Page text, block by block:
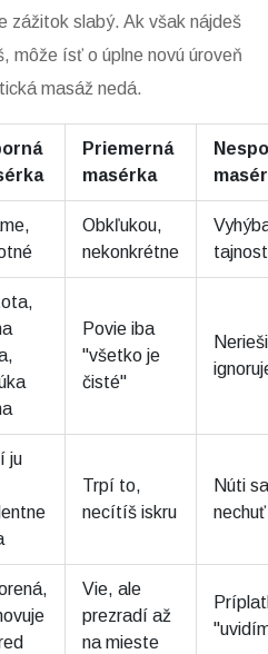
zážitok slabý. Ak však nájdeš
môže ísť o úplne novú úroveň
masáž nedá.
Priemerná
masérka
Obkľukou,
nekonkrétne
Povie iba
"všetko je
čisté"
ju
Trpí to,
necítíš iskru
Núti
nechuť
Vie, ale
prezradí až
na mieste